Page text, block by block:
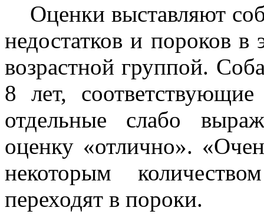
Оценки выставляют
недостатков и пороков в
возрастной группой.
8 лет,
отдельные слабо
оценку «отлично».
некоторым
переходят в пороки.